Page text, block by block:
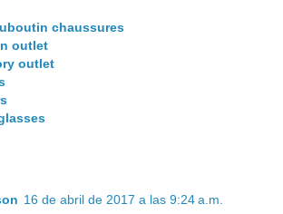
chaussures
outlet
outlet
16 de abril de 2017 a las 9:24 a.m.